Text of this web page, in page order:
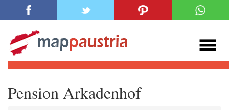
Pension Arkadenhof